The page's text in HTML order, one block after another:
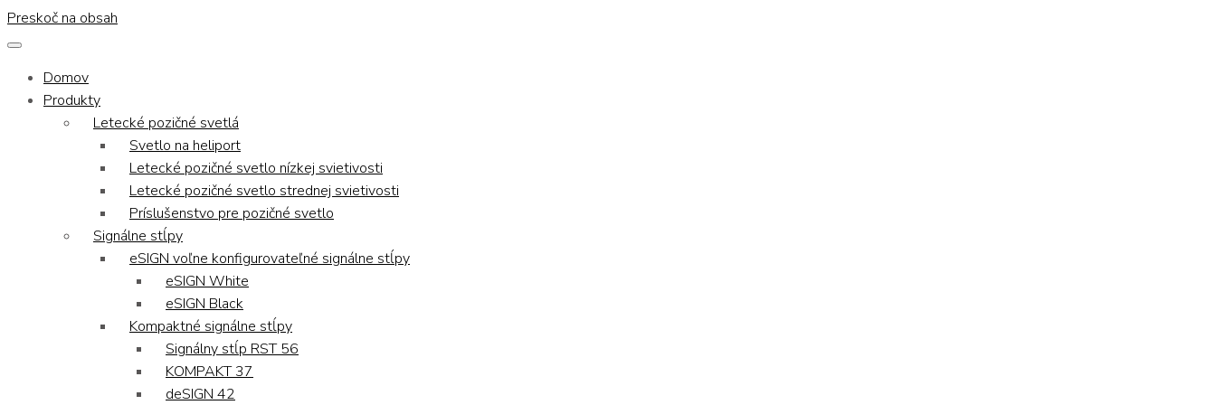
Preskoč na obsah
Domov
Produkty
Letecké pozičné svetlá
Svetlo na heliport
Letecké pozičné svetlo nízkej svietivosti
Letecké pozičné svetlo strednej svietivosti
Príslušenstvo pre pozičné svetlo
Signálne stĺpy
eSIGN voľne konfigurovateľné signálne stĺpy
eSIGN White
eSIGN Black
Kompaktné signálne stĺpy
Signálny stĺp RST 56
KOMPAKT 37
deSIGN 42